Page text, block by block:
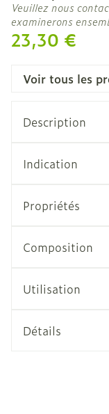
23,30 €
Veuillez nous
examinerons
Voir tous les
Description
Indication
Propriétés
Composition
Utilisation
Détails